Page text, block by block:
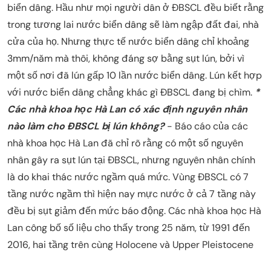
biển dâng. Hầu như mọi người dân ở ĐBSCL đều biết rằng
trong tương lai nước biển dâng sẽ làm ngập đất đai, nhà
cửa của họ. Nhưng thực tế nước biển dâng chỉ khoảng
3mm/năm mà thôi, không đáng sợ bằng sụt lún, bởi vì
một số nơi đã lún gấp 10 lần nước biển dâng. Lún kết hợp
với nước biển dâng chẳng khác gì ĐBSCL đang bị chìm. *
Các nhà khoa học Hà Lan có xác định nguyên nhân
nào làm cho ĐBSCL bị lún không?- Báo cáo của các
nhà khoa học Hà Lan đã chỉ rõ rằng có một số nguyên
nhân gây ra sụt lún tại ĐBSCL, nhưng nguyên nhân chính
là do khai thác nước ngầm quá mức. Vùng ĐBSCL có 7
tầng nước ngầm thì hiện nay mực nước ở cả 7 tầng này
đều bị sụt giảm đến mức báo động. Các nhà khoa học Hà
Lan công bố số liệu cho thấy trong 25 năm, từ 1991 đến
2016, hai tầng trên cùng Holocene và Upper Pleistocene